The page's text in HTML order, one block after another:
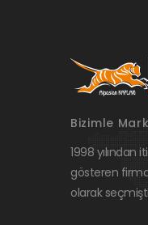
Bizimle
1998 yılından
gösteren
olarak